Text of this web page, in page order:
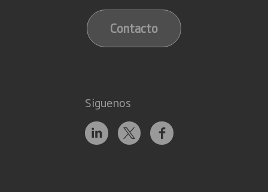
Contacto
Siguenos